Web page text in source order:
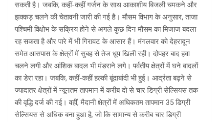
सकती है। जबकि, कहीं-कहीं गर्जन के साथ आकाशीय बिजली चमकने और
झक्कड़ चलने की चेतावनी जारी की गई है। मौसम विभाग के अनुसार, ताजा
पश्चिमी विक्षोभ के सक्रिय होने से अगले कुछ दिन मौसम का मिजाज बदला
रह सकता है और पारे में भी गिरावट के आसार हैं। मंगलवार को देहरादून
समेत आसपास के क्षेत्रों में सुबह से तेज धूप खिली रही। दोपहर बाद हवा
चलने लगी और आंशिक बादल भी मंडराने लगे। पर्वतीय क्षेत्रों में घने बादलों
का डेरा रहा। जबकि, कहीं-कहीं हल्की बूंदाबांदी भी हुई। आर्द्रता बढ़ने से
ज्यादातर क्षेत्रों में न्यूनतम तापमान में करीब दो से चार डिग्री सेल्सियस तक
की वृद्धि दर्ज की गई। वहीं, मैदानी क्षेत्रों में अधिकतम तापमान 35 डिग्री
सेल्सियस से अधिक बना हुआ है, जो कि सामान्य से करीब चार डिग्री